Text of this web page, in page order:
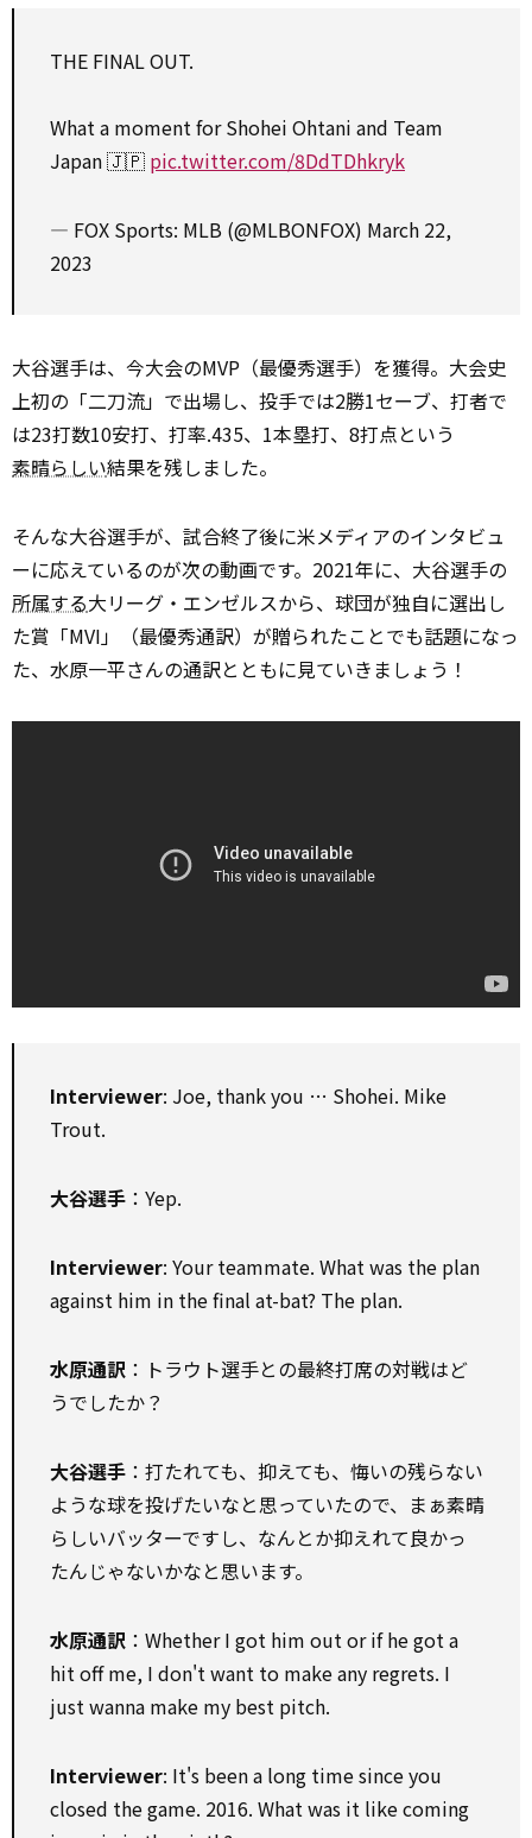
THE FINAL OUT.
What a moment for Shohei Ohtani and Team
Japan 🇯🇵 pic.twitter.com/8DdTDhkryk
— FOX Sports: MLB (@MLBONFOX) March 22,
2023
大谷選手は、今大会のMVP（最優秀選手）を獲得。大会史
上初の「二刀流」で出場し、投手では2勝1セーブ、打者で
は23打数10安打、打率.435、1本塁打、8打点という
素晴らしい結果を残しました。
そんな大谷選手が、試合終了後に米メディアのインタビュ
ーに応えているのが次の動画です。2021年に、大谷選手の
所属する大リーグ・エンゼルスから、球団が独自に選出し
た賞「MVI」（最優秀通訳）が贈られたことでも話題になっ
た、水原一平さんの通訳とともに見ていきましょう！
Interviewer: Joe, thank you … Shohei. Mike
Trout.
大谷選手 ：Yep.
Interviewer: Your teammate. What was the plan
against him in the final at-bat? The plan.
水原通訳 ：トラウト選手との最終打席の対戦はど
うでしたか？
大谷選手 ：打たれても、抑えても、悔いの残らない
ような球を投げたいなと思っていたので、まぁ素晴
らしいバッターですし、なんとか抑えれて良かっ
たんじゃないかなと思います。
水原通訳 ：Whether I got him out or if he got a
hit off me, I don't want to make any regrets. I
just wanna make my best pitch.
Interviewer: It's been a long time since you
closed the game. 2016. What was it like coming